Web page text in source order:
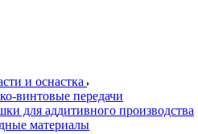
и оснастка
винтовые передачи
для аддитивного производства
материалы